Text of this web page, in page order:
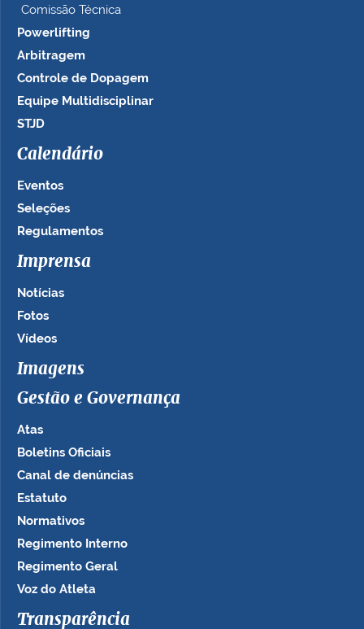
Comissão Técnica
Powerlifting
Arbitragem
Controle de Dopagem
Equipe Multidisciplinar
STJD
Calendário
Eventos
Seleções
Regulamentos
Imprensa
Notícias
Fotos
Vídeos
Imagens
Gestão e Governança
Atas
Boletins Oficiais
Canal de denúncias
Estatuto
Normativos
Regimento Interno
Regimento Geral
Voz do Atleta
Transparência